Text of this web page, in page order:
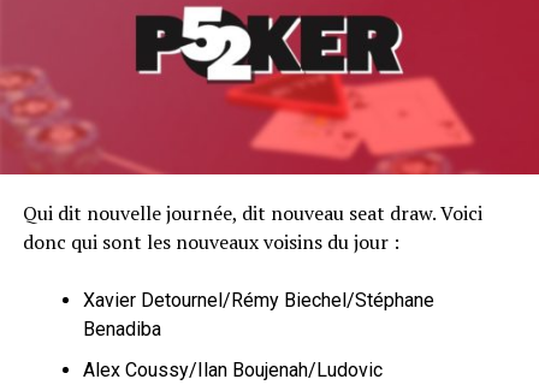
Qui dit nouvelle journée, dit nouveau seat draw. Voici
donc qui sont les nouveaux voisins du jour :
Xavier Detournel/Rémy Biechel/Stéphane
Benadiba
Alex Coussy/Ilan Boujenah/Ludovic